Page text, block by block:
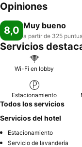
Opiniones
8,0 Muy bueno
a partir de 325
Servicios
Wi-Fi en lobby
Estacionamiento
Todos los servicios
Servicios del hotel
Estacionamiento
Servicio de lavandería